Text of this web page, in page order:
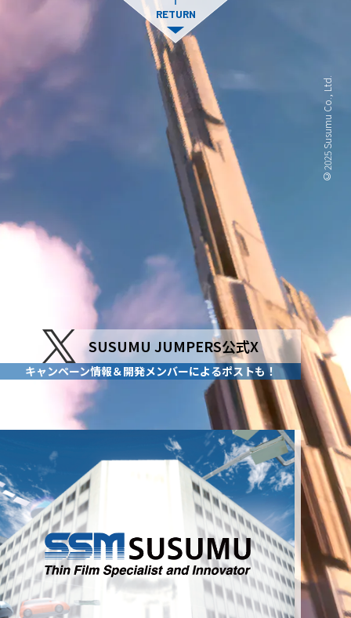
© 2025 Susumu Co., Ltd.
RETURN
SUSUMU JUMPERS公式X
キャンペーン情報＆開発メンバーによるポストも！